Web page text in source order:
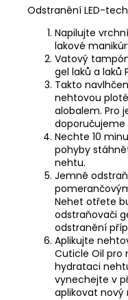
Odstranění LED-tech
Napilujte
lakové
Vatový
gel laků a laků
Takto
nehtovou
alobalem. Pro
doporučujeme
Nechte 10
pohyby
nehtu.
Jemně
Nehet otřete
odstraňovači
odstranění
Aplikujte
Cuticle Oil pro
hydrataci
vynechejte v
aplikovat nový